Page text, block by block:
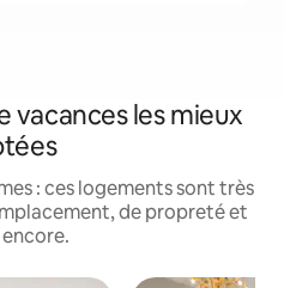
vacances les mieux
: ces logements sont très
de propreté et